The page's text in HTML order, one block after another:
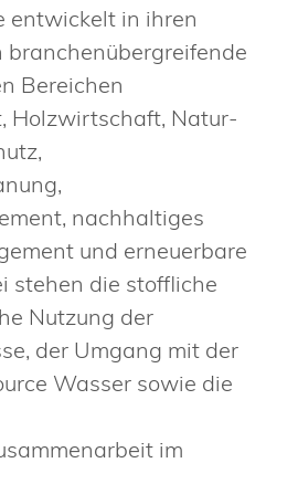
entwickelt in ihren
branchenübergreifende
Bereichen
Holzwirtschaft, Natur-
nachhaltiges
und erneuerbare
stehen die stoffliche
Nutzung der
der Umgang mit der
Wasser sowie die
im